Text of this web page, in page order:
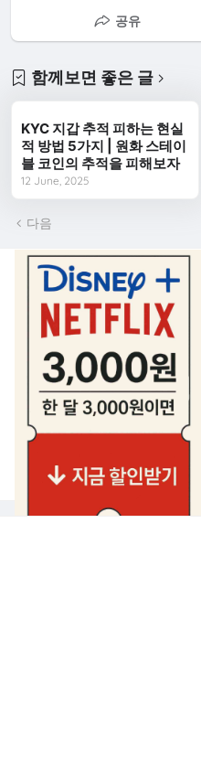
공유
함께보면 좋은 글
KYC 지갑 추적 피하는 현실
적 방법 5가지 | 원화 스테이
블 코인의 추적을 피해보자
12 June, 2025
다음
추천 BEST 쿠폰